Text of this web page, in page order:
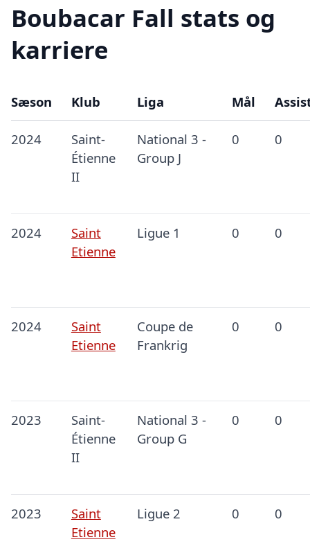
Boubacar Fall stats og
karriere
Sæson Klub Liga Mål
2024
Saint-
Étienne
II
National 3 -
Group J
0 0
2024
Saint
Etienne
Ligue 1 0 0
2024
Saint
Etienne
Coupe de
Frankrig
0 0
2023
Saint-
Étienne
II
National 3 -
Group G
0 0
2023
Saint
Etienne
Ligue 2 0 0